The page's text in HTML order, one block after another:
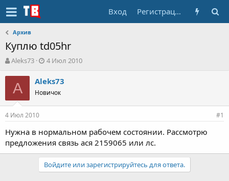
Вход Регистрация
Архив
Куплю td05hr
А
т
о
т
е
ы
Aleks73
Д
т
н
а
л
а
4 Июл 2010
A Aleks73
Новичок
4 Июл 2010 #1
Нужна в нормальном рабочем состоянии. Рассмотрю
предложения связь ася 2159065 или лс.
Войдите или зарегистрируйтесь для ответа.